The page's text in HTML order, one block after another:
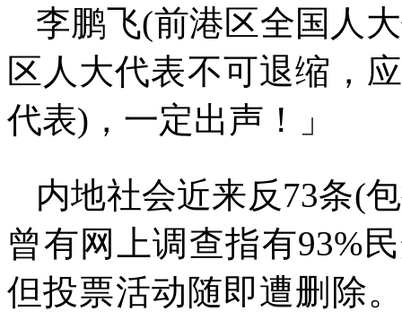
李鹏飞(前港区全国人
区人大代表不可退缩，
代表) ，一定出声！」
内地社会近来反 73条(
曾有网上调查指有93%
但投票活动随即遭删除